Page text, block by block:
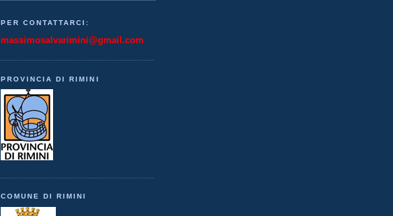
PER CONTATTARCI:
massimosalvarimini@gmail.com
PROVINCIA DI RIMINI
COMUNE DI RIMINI